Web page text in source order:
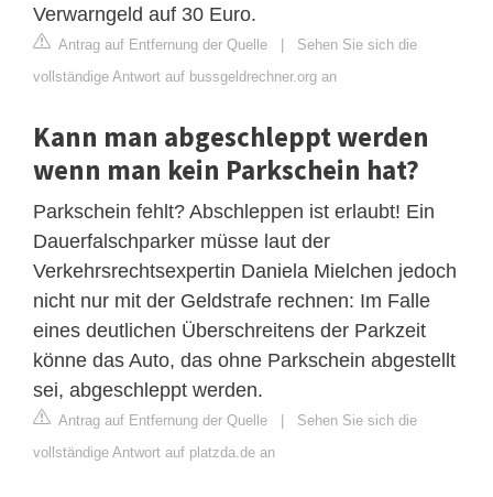
Verwarngeld auf 30 Euro.
Antrag auf Entfernung der Quelle | Sehen Sie sich die
vollständige Antwort auf bussgeldrechner.org an
Kann man abgeschleppt werden
wenn man kein Parkschein hat?
Parkschein fehlt? Abschleppen ist erlaubt! Ein
Dauerfalschparker müsse laut der
Verkehrsrechtsexpertin Daniela Mielchen jedoch
nicht nur mit der Geldstrafe rechnen: Im Falle
eines deutlichen Überschreitens der Parkzeit
könne das Auto, das ohne Parkschein abgestellt
sei, abgeschleppt werden.
Antrag auf Entfernung der Quelle | Sehen Sie sich die
vollständige Antwort auf platzda.de an